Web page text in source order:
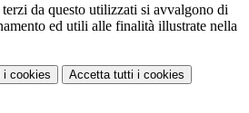
da questo utilizzati si avvalgono di
ed utili alle finalità illustrate nella
i cookies Accetta tutti i cookies